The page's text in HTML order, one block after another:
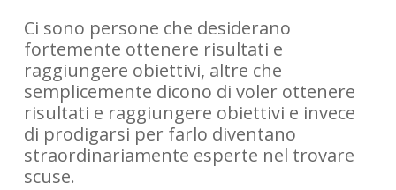
Ci sono persone che desiderano
fortemente ottenere risultati e
raggiungere obiettivi, altre che
semplicemente dicono di voler ottenere
risultati e raggiungere obiettivi e invece
di prodigarsi per farlo diventano
straordinariamente esperte nel trovare
scuse.